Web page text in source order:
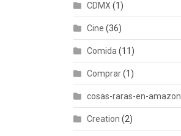
CDMX (1)
Cine (36)
Comida (11)
Comprar(1)
cosas-raras-en-amazon
Creation (2)